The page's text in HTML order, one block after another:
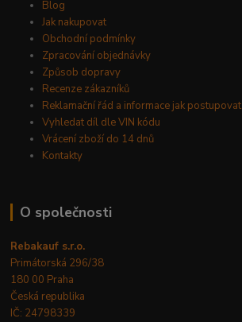
Blog
Jak nakupovat
Obchodní podmínky
Zpracování objednávky
Způsob dopravy
Recenze zákazníků
Reklamační řád a informace jak postupovat
Vyhledat díl dle VIN kódu
Vrácení zboží do 14 dnů
Kontakty
O společnosti
Rebakauf s.r.o.
Primátorská 296/38
180 00 Praha
Česká republika
IČ: 24798339